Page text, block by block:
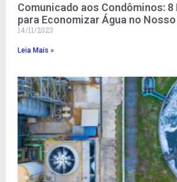
Comunicado aos Condôminos:
para Economizar Água no
14/11/2023
Leia Mais »